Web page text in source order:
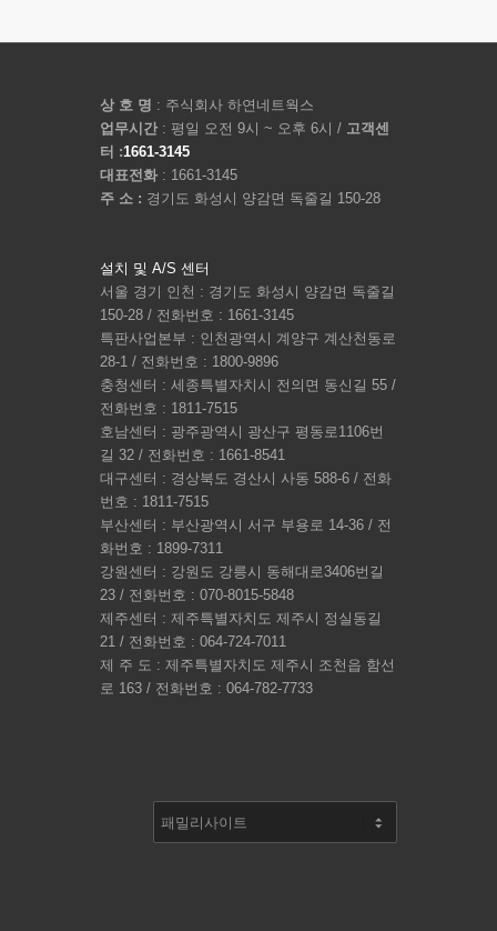
상 호 명 : 주식회사 하연네트웍스
업무시간 : 평일 오전 9시 ~ 오후 6시 / 고객센
터 :1661-3145
대표전화 : 1661-3145
주 소 : 경기도 화성시 양감면 독줄길 150-28
설치 및 A/S 센터
서울 경기 인천 : 경기도 화성시 양감면 독줄길
150-28 / 전화번호 : 1661-3145
특판사업본부 : 인천광역시 계양구 계산천동로
28-1 / 전화번호 : 1800-9896
충청센터 : 세종특별자치시 전의면 동신길 55 /
전화번호 : 1811-7515
호남센터 : 광주광역시 광산구 평동로1106번
길 32 / 전화번호 : 1661-8541
대구센터 : 경상북도 경산시 사동 588-6 / 전화
번호 : 1811-7515
부산센터 : 부산광역시 서구 부용로 14-36 / 전
화번호 : 1899-7311
강원센터 : 강원도 강릉시 동해대로3406번길
23 / 전화번호 : 070-8015-5848
제주센터 : 제주특별자치도 제주시 정실동길
21 / 전화번호 : 064-724-7011
제 주 도 : 제주특별자치도 제주시 조천읍 함선
로 163 / 전화번호 : 064-782-7733